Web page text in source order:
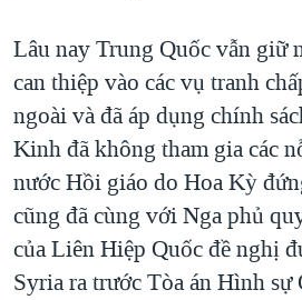
Lâu nay Trung Quốc vẫn giữ
can thiệp vào các vụ tranh
ngoài và đã áp dụng chính
Kinh đã không tham gia các
nước Hồi giáo do Hoa Kỳ
cũng đã cùng với Nga phủ
của Liên Hiệp Quốc đề nghị
Syria ra trước Tòa án Hình sự